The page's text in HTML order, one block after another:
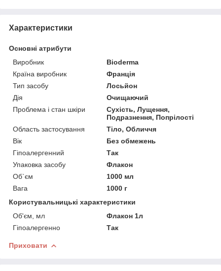
Характеристики
Основні атрибути
Виробник
Bioderma
Країна виробник
Франція
Тип засобу
Лосьйон
Дія
Очищаючий
Проблема і стан шкіри
Сухість, Лущення,
Подразнення, Попрілості
Область застосування
Тіло, Обличчя
Вік
Без обмежень
Гіпоалергенний
Так
Упаковка засобу
Флакон
Об`єм
1000 мл
Вага
1000 г
Користувальницькі характеристики
Об'єм, мл
Флакон 1л
Гіпоалергенно
Так
Приховати